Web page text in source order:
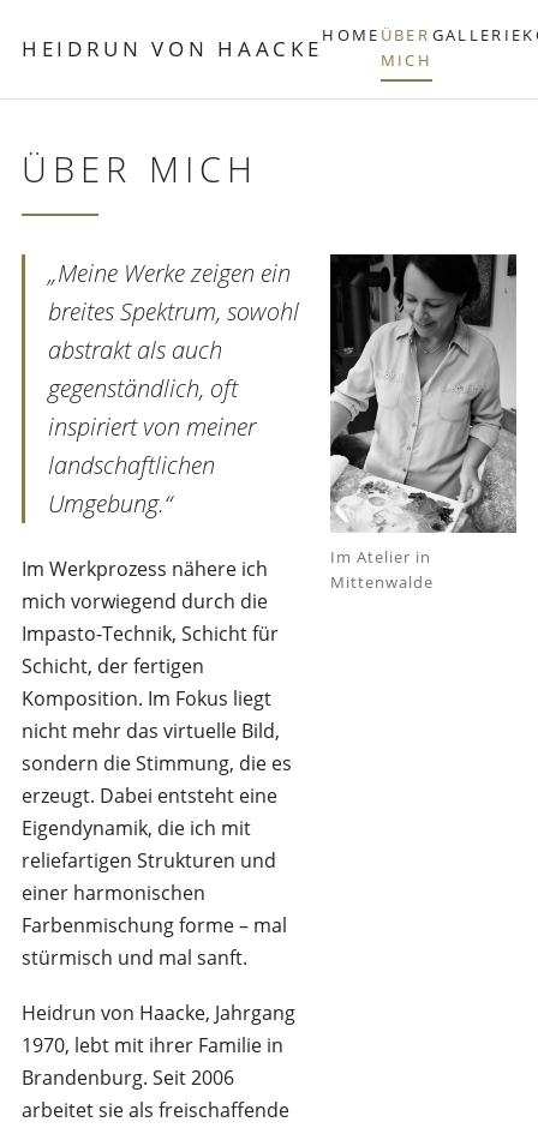
HEIDRUN VON HAACKE HOME ÜBER
MICH
GALLERIE
ÜBER MICH
„Meine Werke zeigen ein
breites Spektrum, sowohl
abstrakt als auch
gegenständlich, oft
inspiriert von meiner
landschaftlichen
Umgebung.“
Im Werkprozess nähere ich
mich vorwiegend durch die
Impasto-Technik, Schicht für
Schicht, der fertigen
Komposition. Im Fokus liegt
nicht mehr das virtuelle Bild,
sondern die Stimmung, die es
erzeugt. Dabei entsteht eine
Eigendynamik, die ich mit
reliefartigen Strukturen und
einer harmonischen
Farbenmischung forme – mal
stürmisch und mal sanft.
Heidrun von Haacke, Jahrgang
1970, lebt mit ihrer Familie in
Brandenburg. Seit 2006
arbeitet sie als freischaffende
Im Atelier in
Mittenwalde